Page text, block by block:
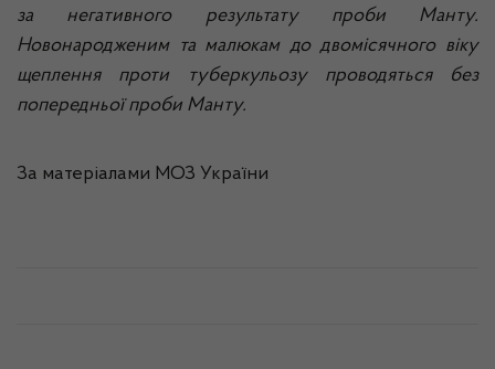
за негативного результату проби Манту.
Новонародженим та малюкам до двомісячного віку
щеплення проти туберкульозу проводяться без
попередньої проби Манту.
За матеріалами МОЗ України